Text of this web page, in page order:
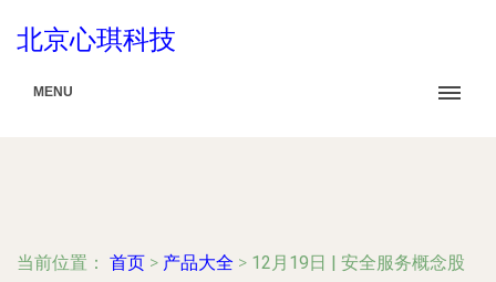
北京心琪科技
MENU
当前位置： 首页 > 产品大全 > 12月19日 | 安全服务概念股